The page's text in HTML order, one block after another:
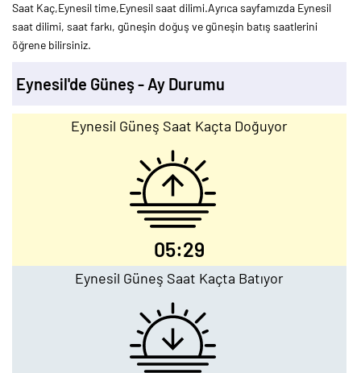
Saat Kaç,Eynesil time,Eynesil saat dilimi.Ayrıca sayfamızda Eynesil
saat dilimi, saat farkı, güneşin doğuş ve güneşin batış saatlerini
öğrene bilirsiniz.
Eynesil'de Güneş - Ay Durumu
Eynesil Güneş Saat Kaçta Doğuyor
05:29
Eynesil Güneş Saat Kaçta Batıyor